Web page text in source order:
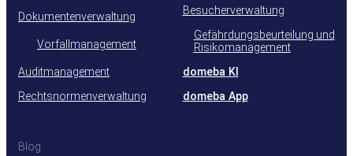
Dokumentenverwaltung
Vorfallmanagement
Auditmanagement
Rechtsnormenverwaltung
Besucherverwaltung
Gefährdungsbeurteilung und
Risikomanagement
domeba KI
domeba App
Blog